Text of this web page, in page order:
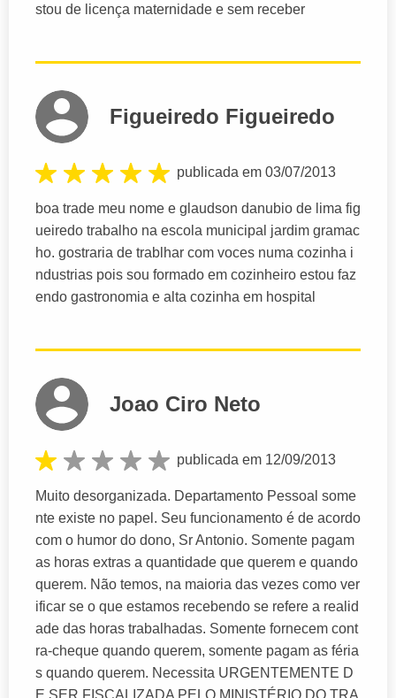
stou de licença maternidade e sem receber
Figueiredo Figueiredo
publicada em 03/07/2013
boa trade meu nome e glaudson danubio de lima fig
ueiredo trabalho na escola municipal jardim gramac
ho. gostraria de trablhar com voces numa cozinha i
ndustrias pois sou formado em cozinheiro estou faz
endo gastronomia e alta cozinha em hospital
Joao Ciro Neto
publicada em 12/09/2013
Muito desorganizada. Departamento Pessoal some
nte existe no papel. Seu funcionamento é de acordo
com o humor do dono, Sr Antonio. Somente pagam
as horas extras a quantidade que querem e quando
querem. Não temos, na maioria das vezes como ver
ificar se o que estamos recebendo se refere a realid
ade das horas trabalhadas. Somente fornecem cont
ra-cheque quando querem, somente pagam as féria
s quando querem. Necessita URGENTEMENTE D